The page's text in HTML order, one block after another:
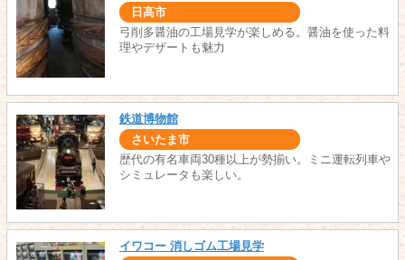
日高市
弓削多醤油の工場見学が楽しめる。醤油を使った料
理やデザートも魅力
鉄道博物館
さいたま市
歴代の有名車両30種以上が勢揃い。ミニ運転列車や
シミュレータも楽しい。
イワコー 消しゴム工場見学